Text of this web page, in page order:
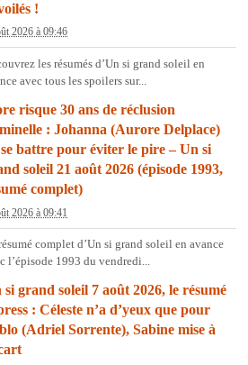
!
2026 à 09:46
les résumés d’Un si grand soleil en
avec tous les spoilers sur...
risque 30 ans de réclusion
: Johanna (Aurore Delplace)
battre pour éviter le pire – Un si
soleil 21 août 2026 (épisode 1993,
complet)
2026 à 09:41
complet d’Un si grand soleil en avance
l’épisode 1993 du vendredi...
si grand soleil 7 août 2026, le résumé
: Céleste n’a d’yeux que pour
(Adriel Sorrente), Sabine mise à